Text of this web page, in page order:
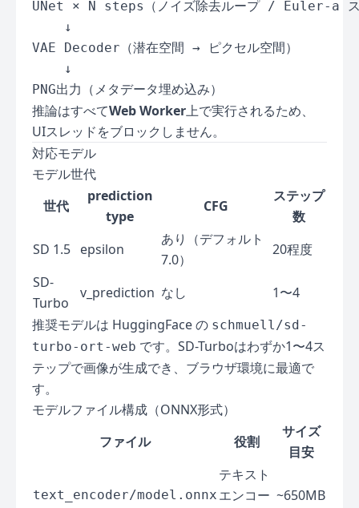
UNet × N steps（ノイズ除去ループ / Euler-a ス
    ↓
VAE Decoder（潜在空間 → ピクセル空間）
    ↓
推論はすべてWeb Worker上で実行されるため、
UIスレッドをブロックしません。
対応モデル
モデル世代
世代
prediction
type
CFG
ステップ
数
SD 1.5 epsilon
あり（デフォルト
7.0）
20程度
SD-
Turbo
v_prediction なし
1〜4
推奨モデルは HuggingFace の schmuell/sd-
turbo-ort-web です。SD-Turboはわずか1〜4ス
テップで画像が生成でき、ブラウザ環境に最適で
す。
モデルファイル構成（ONNX形式）
ファイル
役割
サイズ
目安
text_encoder/model.onnx
テキスト
エンコー ~650MB